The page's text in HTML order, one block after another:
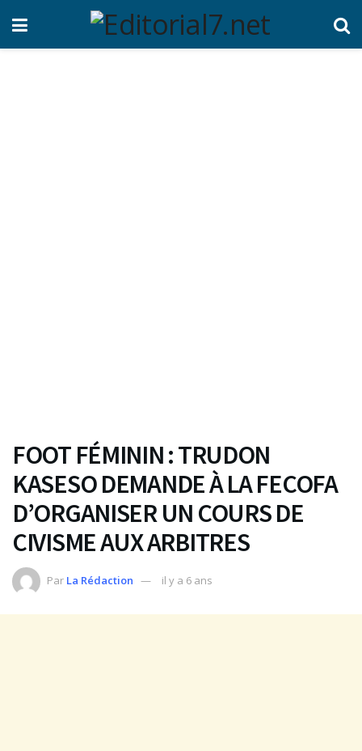
FOOT FÉMININ : TRUDON
KASESO DEMANDE À LA FECOFA
D’ORGANISER UN COURS DE
CIVISME AUX ARBITRES
Par La Rédaction il y a 6 ans